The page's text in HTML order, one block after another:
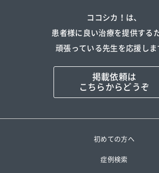
ココシカ！は、
患者様に良い治療を提供する
頑張っている先生を応援しま
掲載依頼は
こちらからどうぞ
初めての方へ
症例検索